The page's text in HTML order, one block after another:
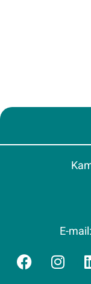
E-mail: